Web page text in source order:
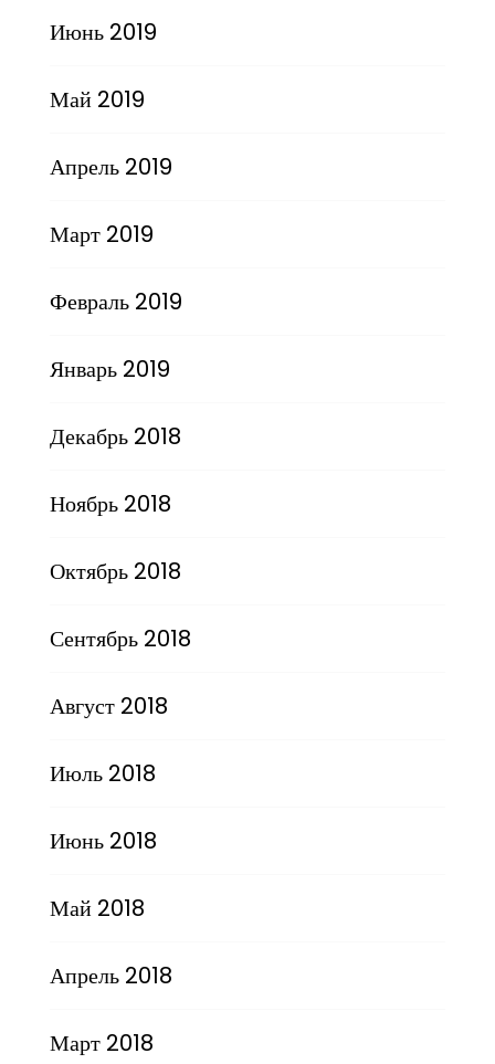
Июнь 2019
Май 2019
Апрель 2019
Март 2019
Февраль 2019
Январь 2019
Декабрь 2018
Ноябрь 2018
Октябрь 2018
Сентябрь 2018
Август 2018
Июль 2018
Июнь 2018
Май 2018
Апрель 2018
Март 2018